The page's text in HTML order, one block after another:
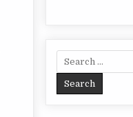
Search for: